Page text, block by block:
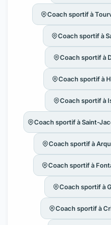
Coach sportif à
Coach sportif à
Coach sportif à
Coach sportif à
Coach sportif à
Coach sportif à Saint-
Coach sportif à
Coach sportif à
Coach sportif à
Coach sportif à